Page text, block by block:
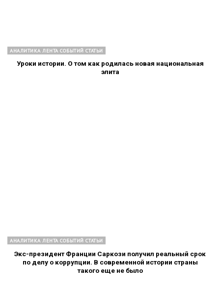
АНАЛИТИКА ЛЕНТА СОБЫТИЙ СТАТЬИ
Уроки истории. О том как родилась новая национальная
элита
АНАЛИТИКА ЛЕНТА СОБЫТИЙ СТАТЬИ
Экс-президент Франции Саркози получил реальный срок
по делу о коррупции. В современной истории страны
такого еще не было